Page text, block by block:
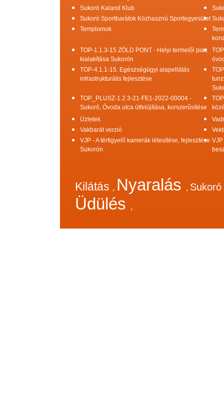
Sukoró Kaland Klub
Sukoró Sportbarátok Közhasznú Sportegyesület
Templomok
TOP-1.1.3-15 ZÖLD PONT - Helyi termelői piac
kialakítása Sukorón
TOP-4.1.1-15. Egészségügyi alapellátás
infrastrukturális fejlesztése
TOP_PLUSZ-1.2.3-21-FE1-2022-00004 -
Sukoró, Óvoda utca útfelújítása, korszerűsítése
Üzletek
Vakbarát verzió
VJP - A térfigyelő kamerák létesítése, fejlesztése
Sukorón
Kilátás , Nyaralás , Sukoró
Üdülés ,